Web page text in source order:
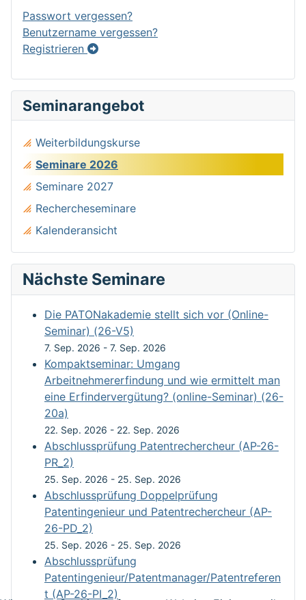
Passwort vergessen?
Benutzername vergessen?
Registrieren
Seminarangebot
Weiterbildungskurse
Seminare 2026
Seminare 2027
Rechercheseminare
Kalenderansicht
Nächste Seminare
Die PATONakademie stellt sich vor (Online-
Seminar) (26-V5)
7. Sep. 2026 - 7. Sep. 2026
Kompaktseminar: Umgang
Arbeitnehmererfindung und wie ermittelt man
eine Erfindervergütung? (online-Seminar) (26-
20a)
22. Sep. 2026 - 22. Sep. 2026
Abschlussprüfung Patentrechercheur (AP-26-
PR_2)
25. Sep. 2026 - 25. Sep. 2026
Abschlussprüfung Doppelprüfung
Patentingenieur und Patentrechercheur (AP-
26-PD_2)
25. Sep. 2026 - 25. Sep. 2026
Abschlussprüfung
Patentingenieur/Patentmanager/Patentreferen
t (AP-26-PI_2)